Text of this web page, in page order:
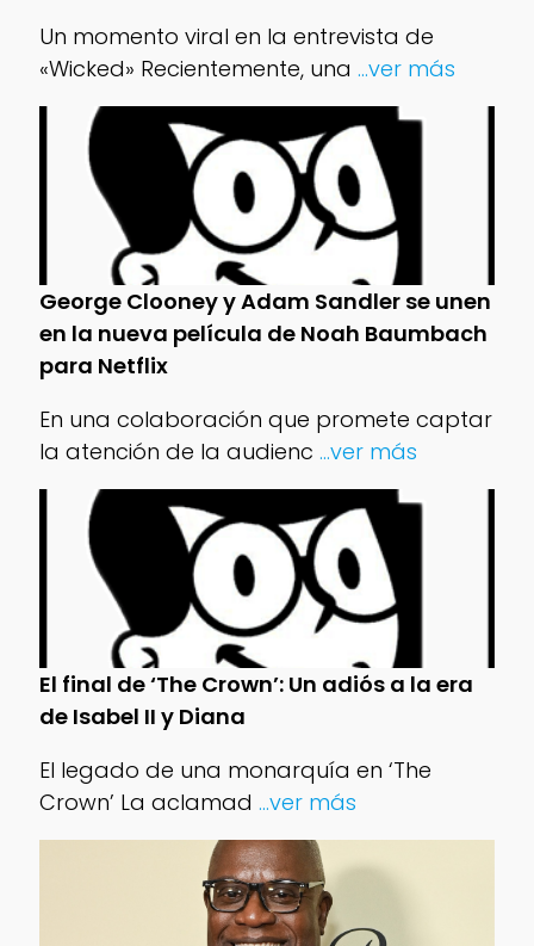
Un momento viral en la entrevista de
«Wicked» Recientemente, una ...ver más
George Clooney y Adam Sandler se unen
en la nueva película de Noah Baumbach
para Netflix
En una colaboración que promete captar
la atención de la audienc ...ver más
El final de ‘The Crown’: Un adiós a la era
de Isabel II y Diana
El legado de una monarquía en ‘The
Crown’ La aclamad ...ver más